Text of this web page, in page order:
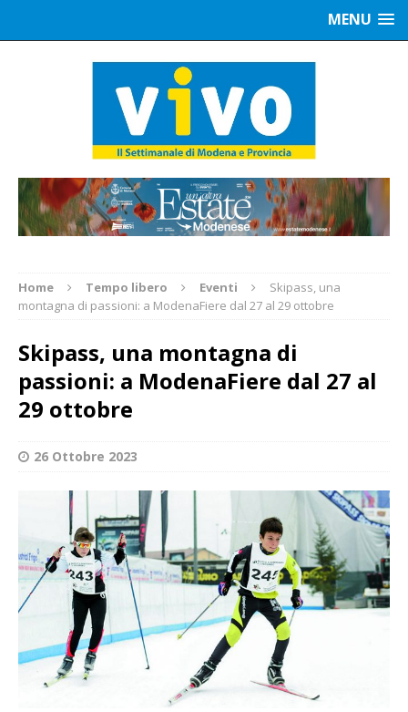
MENU
Home Tempo libero Eventi
Skipass, una
montagna di passioni: a ModenaFiere dal 27 al 29 ottobre
Skipass, una montagna di
passioni: a ModenaFiere dal 27 al
29 ottobre
26 Ottobre 2023